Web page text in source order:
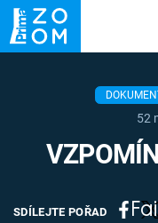
ZRÁDCI
VETŘELCI
52
SDÍLEJTE POŘAD